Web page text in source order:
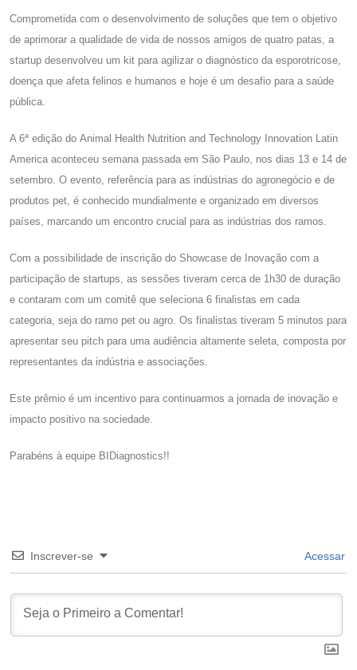
Comprometida com o desenvolvimento de soluções que tem o objetivo
de aprimorar a qualidade de vida de nossos amigos de quatro patas, a
startup desenvolveu um kit para agilizar o diagnóstico da esporotricose,
doença que afeta felinos e humanos e hoje é um desafio para a saúde
pública.
A 6ª edição do Animal Health Nutrition and Technology Innovation Latin
America aconteceu semana passada em São Paulo, nos dias 13 e 14 de
setembro. O evento, referência para as indústrias do agronegócio e de
produtos pet, é conhecido mundialmente e organizado em diversos
países, marcando um encontro crucial para as indústrias dos ramos.
Com a possibilidade de inscrição do Showcase de Inovação com a
participação de startups, as sessões tiveram cerca de 1h30 de duração
e contaram com um comitê que seleciona 6 finalistas em cada
categoria, seja do ramo pet ou agro. Os finalistas tiveram 5 minutos para
apresentar seu pitch para uma audiência altamente seleta, composta por
representantes da indústria e associações.
Este prêmio é um incentivo para continuarmos a jornada de inovação e
impacto positivo na sociedade.
Parabéns à equipe BIDiagnostics!!
Inscrever-se Acessar